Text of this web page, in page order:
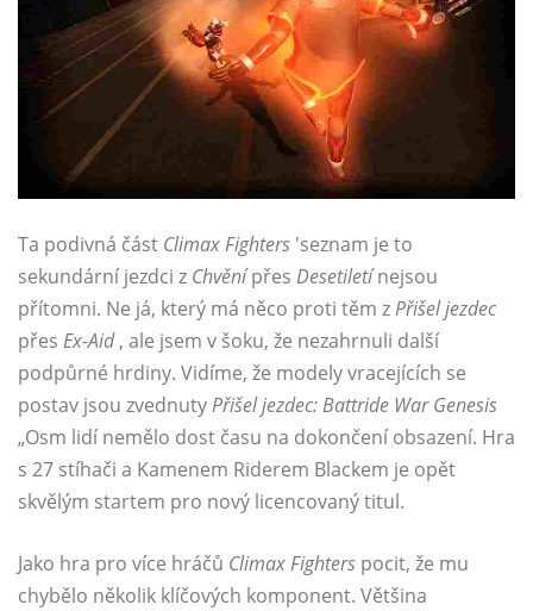
Ta podivná část Climax Fighters 'seznam je to
sekundární jezdci z Chvěnípřes Desetiletínejsou
přítomni. Ne já, který má něco proti těm zPřišel jezdec
přes Ex-Aid, ale jsem v šoku, že nezahrnuli další
podpůrné hrdiny. Vidíme, že modely vracejících se
postav jsou zvednutyPřišel jezdec:Battride War Genesis
„Osm lidí nemělo dost času na dokončení obsazení. Hra
s 27 stíhači a Kamenem Riderem Blackem je opět
skvělým startem pro nový licencovaný titul.
Jako hra pro více hráčů Climax Fighters pocit, že mu
chybělo několik klíčových komponent. Většina